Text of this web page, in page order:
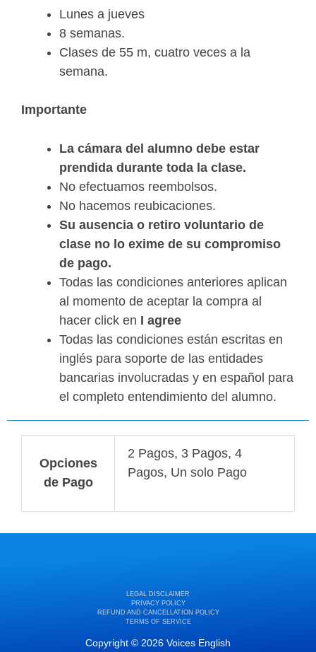
Lunes a jueves
8 semanas.
Clases de 55 m, cuatro veces a la
semana.
Importante
La cámara del alumno debe estar
prendida durante toda la clase.
No efectuamos reembolsos.
No hacemos reubicaciones.
Su ausencia o retiro voluntario de
clase no lo exime de su compromiso
de pago.
Todas las condiciones anteriores aplican
al momento de aceptar la compra al
hacer click en I agree
Todas las condiciones están escritas en
inglés para soporte de las entidades
bancarias involucradas y en español para
el completo entendimiento del alumno.
Opciones
de Pago
2 Pagos, 3 Pagos, 4
Pagos, Un solo Pago
LEGAL DISCLAIMER
PRIVACY POLICY
REFUND AND CANCELLATION POLICY
TERMS OF SERVICE
Copyright © 2026 Voices English